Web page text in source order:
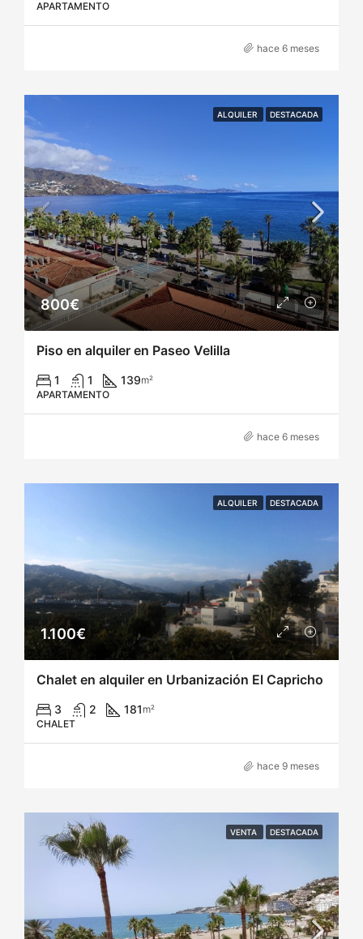
APARTAMENTO
hace 6 meses
ALQUILER DESTACADA
800€
Piso en alquiler en Paseo Velilla
1 1 139m²
APARTAMENTO
hace 6 meses
ALQUILER DESTACADA
1.100€
Chalet en alquiler en Urbanización El Capricho
3 2 181 m²
CHALET
hace 9 meses
VENTA DESTACADA